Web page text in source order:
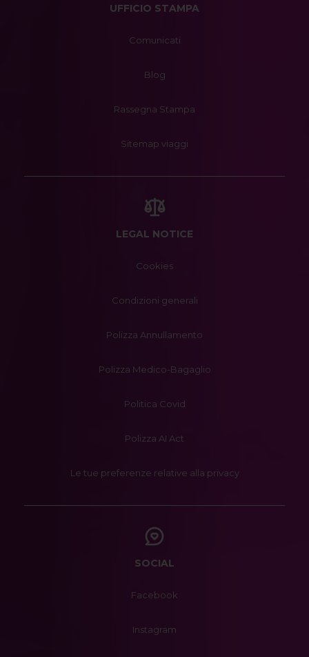
UFFICIO STAMPA
Comunicati
Blog
Rassegna Stampa
Sitemap viaggi
LEGAL NOTICE
Cookies
Condizioni generali
Polizza Annullamento
Polizza Medico-Bagaglio
Politica Covid
Polizza AI Act
Le tue preferenze relative alla privacy
SOCIAL
Facebook
Instagram